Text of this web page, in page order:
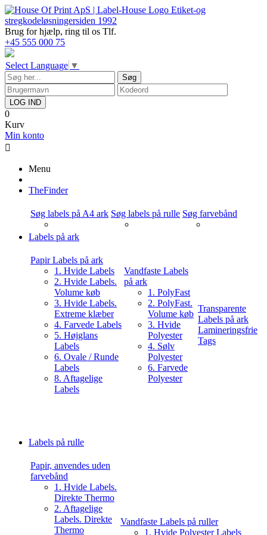
Etiket-og
stregkodeløsningersiden 1992
Brug for hjælp, ring til os Tlf.
+45 555 000 75
Select Language ▼
Søg
LOG IND
0
Kurv
Min konto

Menu
TheFinder
Søg labels på A4 ark Søg labels på rulle Søg farvebånd
Labels på ark
Papir Labels på ark
1. Hvide Labels
2. Hvide Labels.
Volume køb
3. Hvide Labels.
Extreme klæber
4. Farvede Labels
5. Højglans
Labels
6. Ovale / Runde
Labels
8. Aftagelige
Labels
Vandfaste Labels
på ark
1. PolyFast
2. PolyFast.
Volume køb
3. Hvide
Polyester
4. Sølv
Polyester
6. Farvede
Polyester
Transparente
Labels på ark
Lamineringsfrie
Tags
Labels på rulle
Papir, anvendes uden
farvebånd
1. Hvide Labels.
Direkte Thermo
2. Aftagelige
Labels. Direkte
Thermo
Vandfaste Labels på ruller
1. Hvide Polyester Labels